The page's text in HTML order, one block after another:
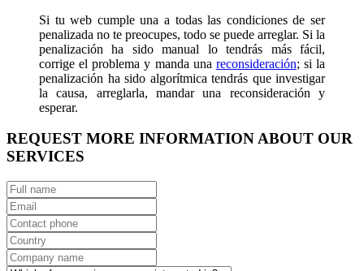
Si tu web cumple una a todas las condiciones de ser
penalizada no te preocupes, todo se puede arreglar. Si la
penalización ha sido manual lo tendrás más fácil,
corrige el problema y manda una reconsideración; si la
penalización ha sido algorítmica tendrás que investigar
la causa, arreglarla, mandar una reconsideración y
esperar.
REQUEST MORE INFORMATION ABOUT OUR
SERVICES